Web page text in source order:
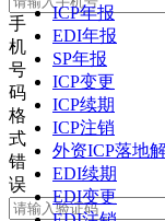
手
机
号
码
格
式
错
误
ICP年报
EDI年报
SP年报
ICP变更
ICP续期
ICP注销
外资ICP落地
EDI续期
EDI变更